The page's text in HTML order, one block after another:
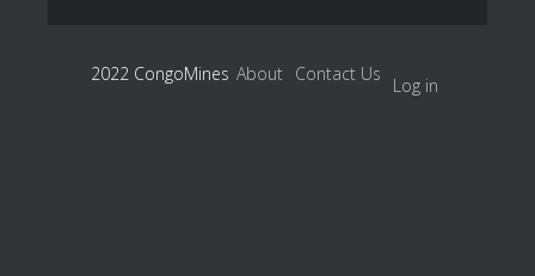
2022 CongoMines About Contact Us
Log in